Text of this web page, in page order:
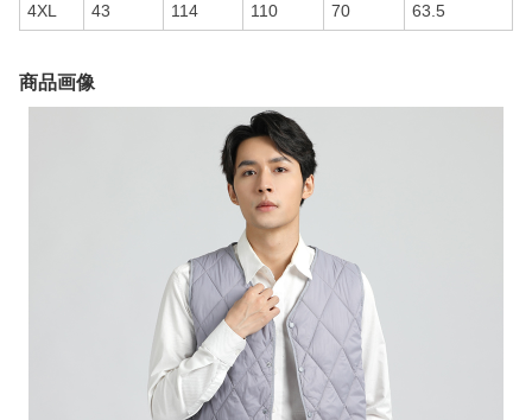
4XL 43 114 110 70 63.5
商品画像